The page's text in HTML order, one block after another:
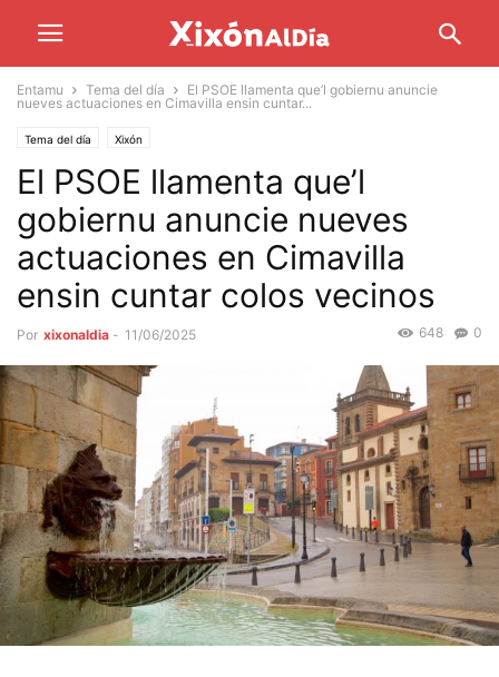
Entamu Tema del día
El PSOE llamenta que’l gobiernu anuncie
nueves actuaciones en Cimavilla ensin cuntar...
Tema del día Xixón
El PSOE llamenta que’l
gobiernu anuncie nueves
actuaciones en Cimavilla
ensin cuntar colos vecinos
Por xixonaldia - 11/06/2025 0
648